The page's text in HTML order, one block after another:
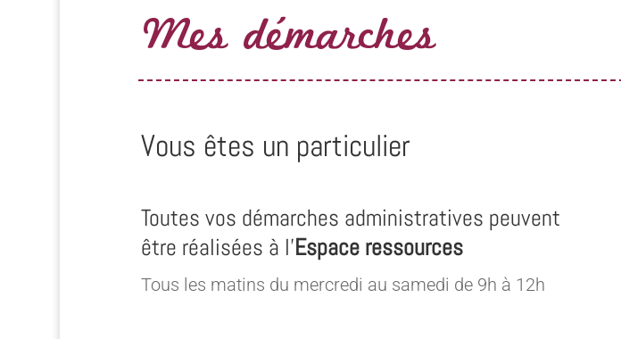
Mes démarches
Vous êtes un particulier
Toutes vos démarches administratives peuvent
être réalisées à l’Espace ressources
Tous les matins du mercredi au samedi de 9h à 12h